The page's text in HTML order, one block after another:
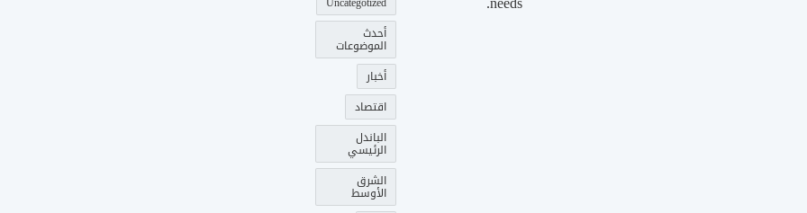
أحدث
الموضوعات
أخبار
اقتصاد
الباندل
الرئيسي
الشرق
الأوسط